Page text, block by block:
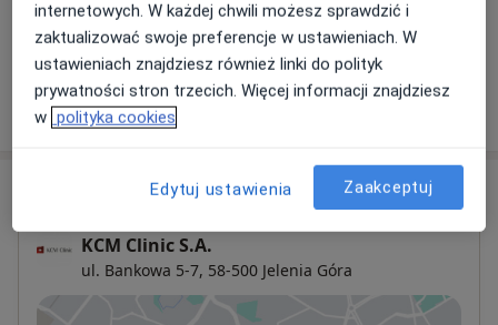
+ 5 usług
W jaki sposób ustalane są ceny?
KCM Clinic S.A.
ul. Bankowa 5-7, 58-500 Jelenia Góra
internetowych. W każdej chwili możesz sprawdzić i
zaktualizować swoje preferencje w ustawieniach. W
ustawieniach znajdziesz również linki do polityk
prywatności stron trzecich. Więcej informacji znajdziesz
w polityka cookies
Edytuj ustawienia Zaakceptuj